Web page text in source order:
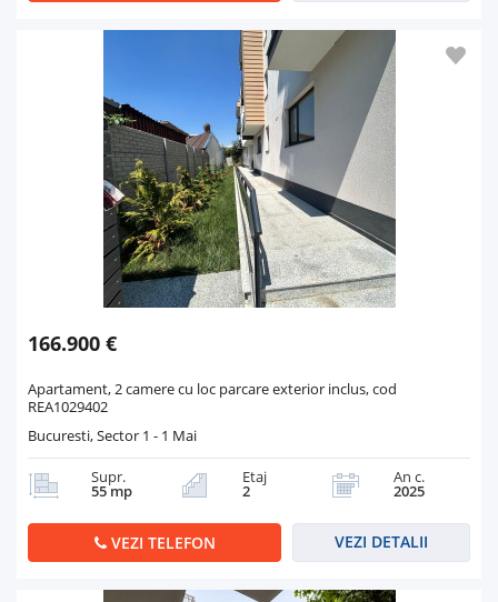
166.900 €
Apartament, 2 camere cu loc parcare exterior inclus, cod
REA1029402
Bucuresti, Sector 1 - 1 Mai
Supr.
55 mp
Etaj
2
An c.
2025
VEZI TELEFON VEZI DETALII